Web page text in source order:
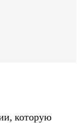
которую